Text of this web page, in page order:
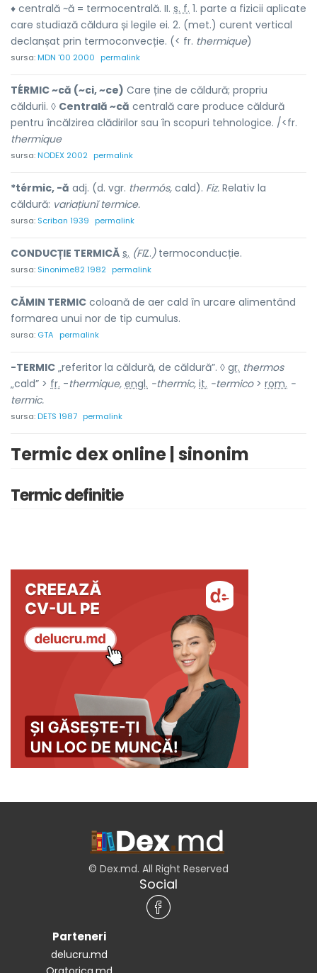
♦ centrală ~ă = termocentrală. II. s. f. 1. parte a fizicii aplicate
care studiază căldura și legile ei. 2. (met.) curent vertical
declanșat prin termoconvecție. (< fr. thermique)
sursa:MDN '00 2000 permalink
TÉRMIC ~că (~ci, ~ce) Care ține de căldură; propriu
căldurii. ◊ Centrală ~că centrală care produce căldură
pentru încălzirea clădirilor sau în scopuri tehnologice. /<fr.
thermique
sursa:NODEX 2002 permalink
*térmic, -ă adj. (d. vgr. thermós, cald). Fiz. Relativ la
căldură: variațiunĭ termice.
sursa: Scriban 1939 permalink
CONDUCȚIE TERMICĂ s. (FIZ.)termoconducție.
sursa: Sinonime82 1982 permalink
CĂMIN TERMIC coloană de aer cald în urcare alimentând
formarea unui nor de tip cumulus.
sursa: GTA permalink
-TERMIC „referitor la căldură, de căldură”. ◊ gr. thermos
„cald” > fr. -thermique, engl. -thermic, it. -termico> rom. -
termic.
sursa:DETS 1987 permalink
Termic dex online | sinonim
Termic definitie
© Dex.md. All Right Reserved
Social
Parteneri
delucru.md